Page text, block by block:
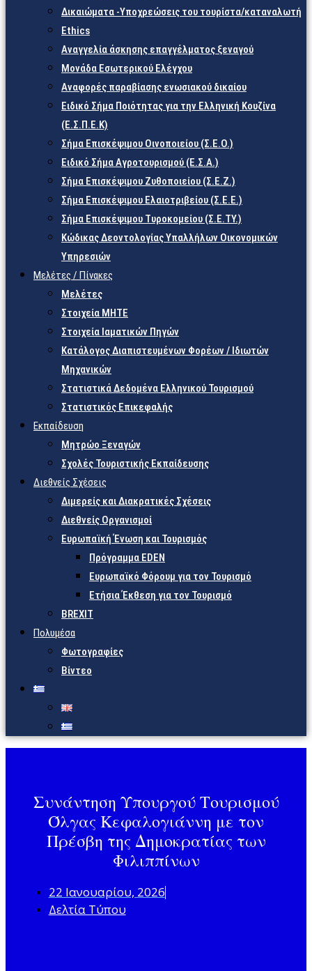
Δικαιώματα -Υποχρεώσεις του τουρίστα/καταναλωτή
Ethics
Αναγγελία άσκησης επαγγέλματος ξεναγού
Μονάδα Εσωτερικού Ελέγχου
Αναφορές παραβίασης ενωσιακού δικαίου
Ειδικό Σήμα Ποιότητας για την Ελληνική Κουζίνα
(Ε.Σ.Π.Ε.Κ)
Σήμα Επισκέψιμου Οινοποιείου (Σ.Ε.Ο.)
Ειδικό Σήμα Αγροτουρισμού (Ε.Σ.Α.)
Σήμα Επισκέψιμου Ζυθοποιείου (Σ.Ε.Ζ.)
Σήμα Επισκέψιμου Ελαιοτριβείου (Σ.Ε.Ε.)
Σήμα Επισκέψιμου Τυροκομείου (Σ.Ε.TY.)
Κώδικας Δεοντολογίας Υπαλλήλων Οικονομικών
Υπηρεσιών
Μελέτες / Πίνακες
Μελέτες
Στοιχεία ΜΗΤΕ
Στοιχεία Ιαματικών Πηγών
Κατάλογος Διαπιστευμένων Φορέων / Ιδιωτών
Μηχανικών
Στατιστικά Δεδομένα Ελληνικού Τουρισμού
Στατιστικός Επικεφαλής
Εκπαίδευση
Μητρώο Ξεναγών
Σχολές Τουριστικής Εκπαίδευσης
Διεθνείς Σχέσεις
Διμερείς και Διακρατικές Σχέσεις
Διεθνείς Οργανισμοί
Ευρωπαϊκή Ένωση και Τουρισμός
Πρόγραμμα EDEN
Ευρωπαϊκό Φόρουμ για τον Τουρισμό
Ετήσια Έκθεση για τον Τουρισμό
BREXIT
Πολυμέσα
Φωτογραφίες
Βίντεο
Συνάντηση Υπουργού Τουρισμού
Όλγας Κεφαλογιάννη με τον
Πρέσβη της Δημοκρατίας των
Φιλιππίνων
22 Ιανουαρίου, 2026
Δελτία Τύπου